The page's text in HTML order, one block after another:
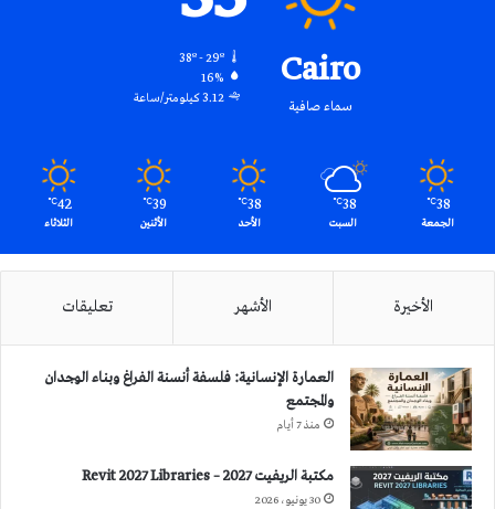
Cairo
سماء صافية
38º - 29º
16%
3.12 كيلومتر/ساعة
38
℃
الجمعة
38
℃
السبت
38
℃
الأحد
39
℃
الأثنين
42
℃
الثلاثاء
الأخيرة الأشهر تعليقات
العمارة الإنسانية: فلسفة أنسنة الفراغ وبناء الوجدان
والمجتمع
منذ 7 أيام
مكتبة الريفيت 2027 – Revit 2027 Libraries
30 يونيو، 2026